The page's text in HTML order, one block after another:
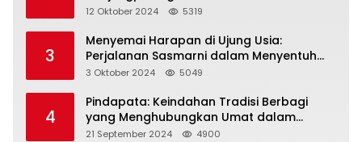
Representasi
12 Oktober 2024 5319
3
Menyemai Harapan di Ujung Usia:
Perjalanan Sasmarni dalam Menyentuh
Hati dan Jiwa
3 Oktober 2024 5049
4
Pindapata: Keindahan Tradisi Berbagi
yang Menghubungkan Umat dalam
Spiritualitas dan Kebersamaan dalam
21 September 2024 4900